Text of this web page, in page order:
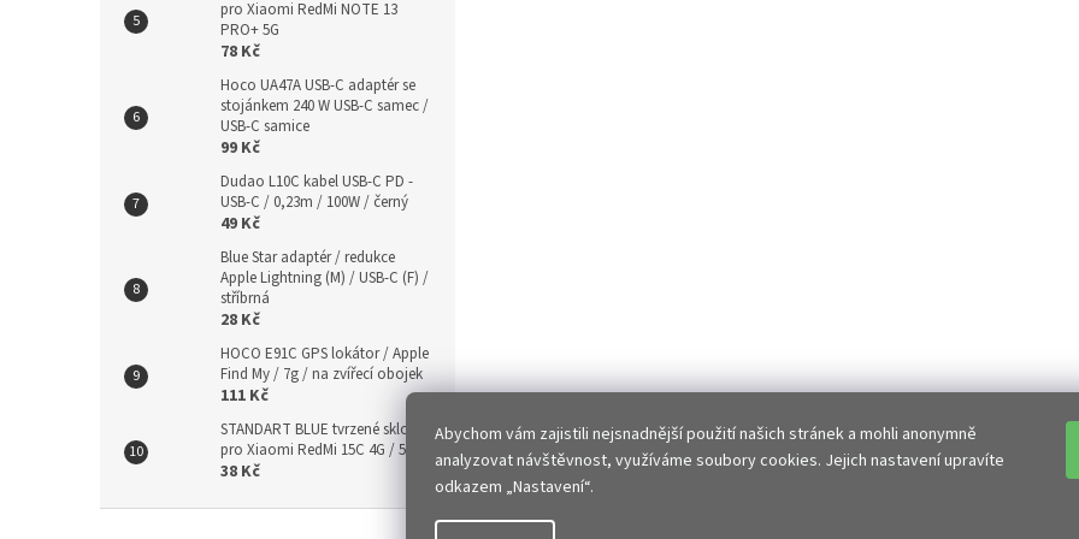
Abychom vám zajistili nejsnadnější použití našich stránek a mohli anonymně
analyzovat návštěvnost, využíváme soubory cookies. Jejich nastavení upravíte
odkazem „Nastavení“.
pro Xiaomi RedMi NOTE 13
PRO+ 5G
78 Kč
Hoco UA47A USB-C adaptér se
stojánkem 240 W USB-C samec /
USB-C samice
99 Kč
Dudao L10C kabel USB-C PD -
USB-C / 0,23m / 100W / černý
49 Kč
Blue Star adaptér / redukce
Apple Lightning (M) / USB-C (F) /
stříbrná
28 Kč
HOCO E91C GPS lokátor / Apple
Find My / 7g / na zvířecí obojek
111 Kč
STANDART BLUE tvrzené sklo 9H
pro Xiaomi RedMi 15C 4G / 5G
38 Kč